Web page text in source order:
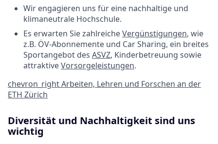
Wir engagieren uns für eine nachhaltige und
klimaneutrale Hochschule.
Es erwarten Sie zahlreicheVergünstigungen, wie
z.B. ÖV-Abonnemente und Car Sharing, ein breites
Sportangebot des ASVZ, Kinderbetreuung sowie
attraktiveVorsorgeleistungen.
chevron_rightArbeiten, Lehren und Forschen an der
ETH Zürich
Diversität und Nachhaltigkeit sind uns
wichtig